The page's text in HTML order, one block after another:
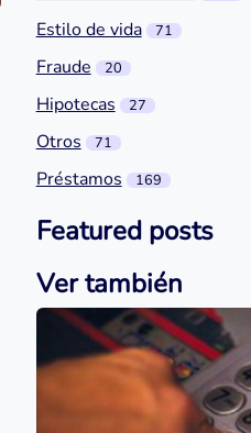
Estilo de vida 71
Fraude 20
Hipotecas 27
Otros 71
Préstamos 169
Featured posts
Ver también